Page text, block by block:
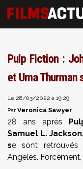
Pulp Fiction :
et Uma Thurman
Le 28/03/2022 à 19:29
ParVeronica Sawyer
28 ans après
Samuel L.
se sont
Angeles.